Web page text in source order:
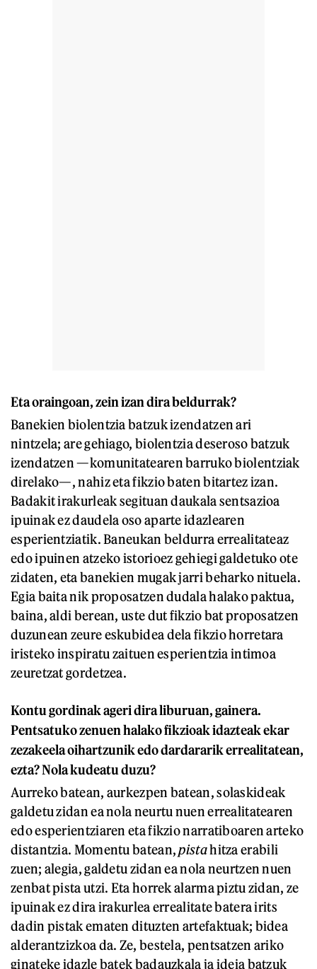
Eta oraingoan, zein izan dira beldurrak?
Banekien biolentzia batzuk izendatzen ari
nintzela; are gehiago, biolentzia deseroso batzuk
izendatzen —komunitatearen barruko biolentziak
direlako—, nahiz eta fikzio baten bitartez izan.
Badakit irakurleak segituan daukala sentsazioa
ipuinak ez daudela oso aparte idazlearen
esperientziatik. Baneukan beldurra errealitateaz
edo ipuinen atzeko istorioez gehiegi galdetuko ote
zidaten, eta banekien mugak jarri beharko nituela.
Egia baita nik proposatzen dudala halako paktua,
baina, aldi berean, uste dut fikzio bat proposatzen
duzunean zeure eskubidea dela fikzio horretara
iristeko inspiratu zaituen esperientzia intimoa
zeuretzat gordetzea.
Kontu gordinak ageri dira liburuan, gainera.
Pentsatuko zenuen halako fikzioak idazteak ekar
zezakeela oihartzunik edo dardararik errealitatean,
ezta? Nola kudeatu duzu?
Aurreko batean, aurkezpen batean, solaskideak
galdetu zidan ea nola neurtu nuen errealitatearen
edo esperientziaren eta fikzio narratiboaren arteko
distantzia. Momentu batean,pistahitza erabili
zuen; alegia, galdetu zidan ea nola neurtzen nuen
zenbat pista utzi. Eta horrek alarma piztu zidan, ze
ipuinak ez dira irakurlea errealitate batera irits
dadin pistak ematen dituzten artefaktuak; bidea
alderantzizkoa da. Ze, bestela, pentsatzen ariko
ginateke idazle batek badauzkala ja ideia batzuk